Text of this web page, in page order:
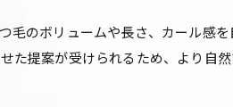
毛のボリュームや長さ、カール感を
た提案が受けられるため、より自